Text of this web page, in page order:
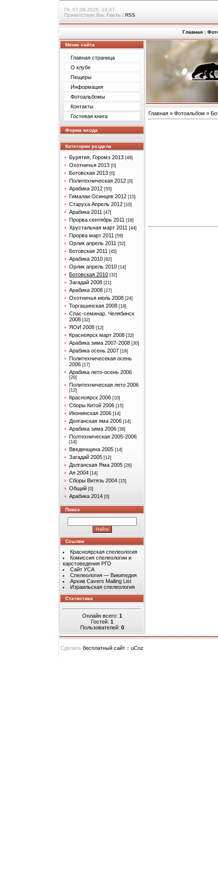
Пт, 07.08.2026, 16:47
Приветствую Вас Гость | RSS
Главная |
Меню сайта
Главная страница
О клубе
Пещеры
Информация
Фотоальбомы
Контакты
Гостевая книга
Форма входа
Категории раздела
Бурятия, Горомэ 2013 [49]
Охотничья 2013 [0]
Ботовская 2013 [0]
Политехническая 2012 [0]
Арабика 2012 [55]
Гималаи Осинцев 2012 [15]
Старуха Апрель 2012 [10]
Арабика 2011 [47]
Прорва сентябрь 2011 [18]
Хрустальная март 2011 [44]
Прорва март 2011 [59]
Орлик апрель 2011 [52]
Ботовская 2011 [45]
Арабика 2010 [82]
Орлик апрель 2010 [14]
Ботовская 2010 [32]
Загадай 2008 [21]
Арабика 2008 [27]
Охотничья июль 2008 [24]
Торгашинская 2008 [19]
Спас-семинар. Челябинск
2008 [32]
ЯОИ 2008 [12]
Красноярск март 2008 [32]
Арабика зима 2007-2008 [30]
Арабика осень 2007 [19]
Политехничесекая осень
2006 [17]
Арабика лето-осень 2006
[20]
Политехническая лето 2006
[12]
Красноярск 2006 [10]
Сборы Китой 2006 [15]
Иконинская 2006 [14]
Долганская яма 2006 [14]
Арабика зима 2006 [36]
Полтехническая 2005-2006
[14]
Введенщина 2005 [14]
Загадай 2005 [12]
Долганская Яма 2005 [26]
Ая 2004 [14]
Сборы Витязь 2004 [15]
Общий [0]
Арабика 2014 [0]
Поиск
Ссылки
Красноярская спелеология
Комиссия спелеологии и
карстоведения РГО
Сайт УСА
Спелеология — Википедия
Архив Cavers Mailing List
Израильская спелеология
Статистика
Онлайн всего: 1
Гостей: 1
Пользователей: 0
Главная » Фотоальбом »
Сделать бесплатный сайт с uCoz